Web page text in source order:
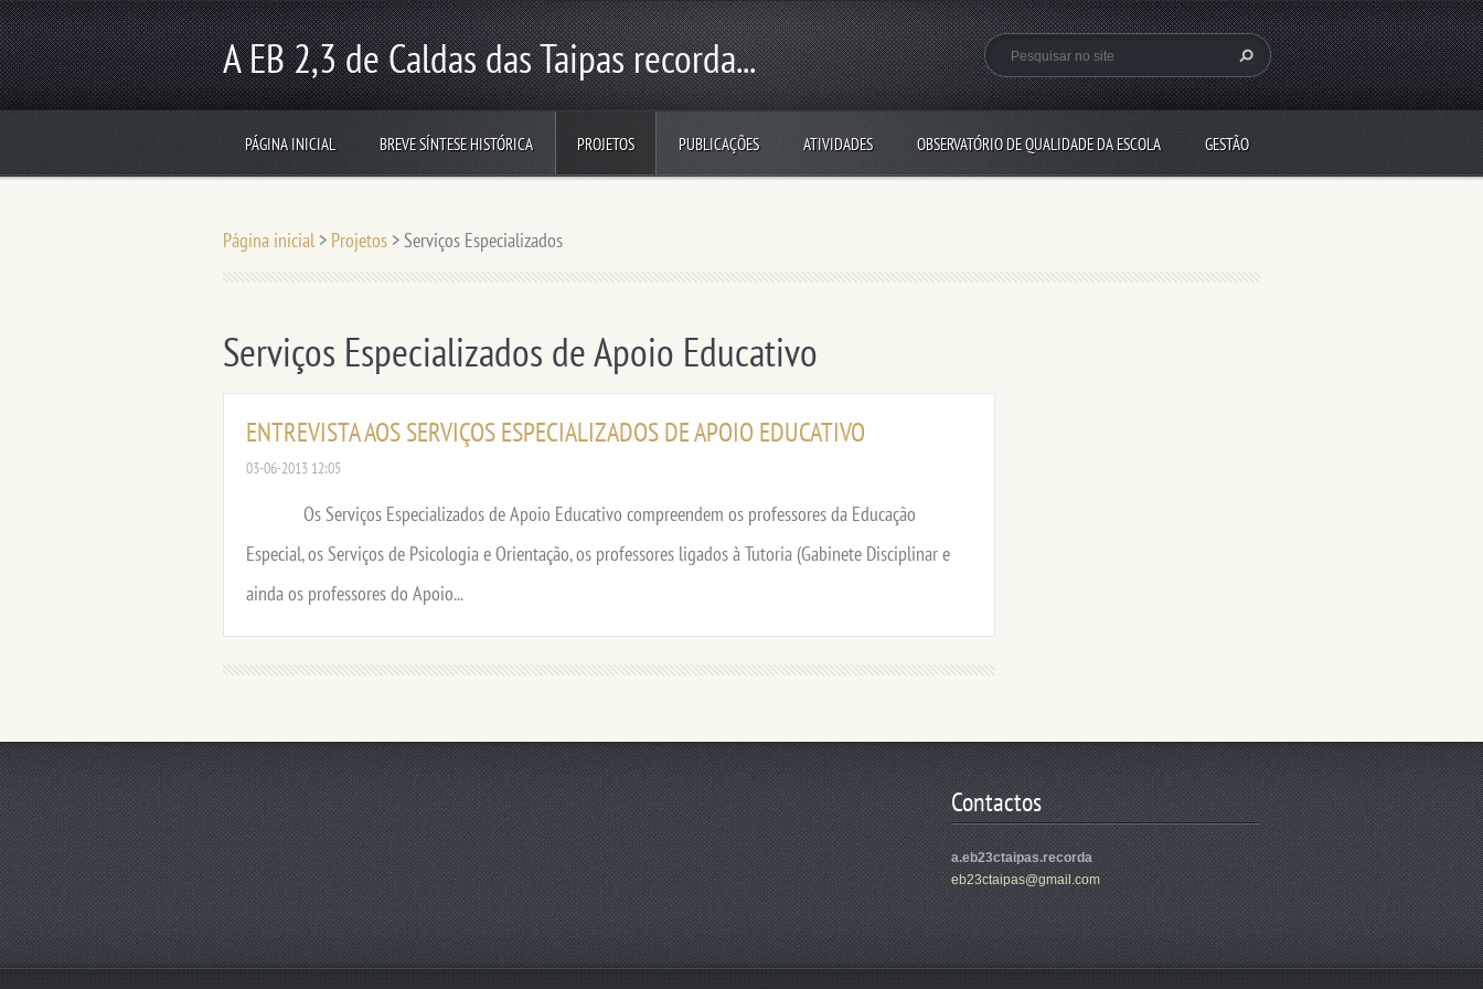
A EB 2,3 de Caldas das Taipas recorda...
PÁGINA INICIAL BREVE SÍNTESE HISTÓRICA PROJETOS PUBLICAÇÕES ATIVIDADES OBSERVATÓRIO DE QUALIDADE DA ESCOLA GESTÃO
Página inicial > Projetos > Serviços Especializados
Serviços Especializados de Apoio Educativo
ENTREVISTA AOS SERVIÇOS ESPECIALIZADOS DE APOIO EDUCATIVO
03-06-2013 12:05
Os Serviços Especializados de Apoio Educativo compreendem os professores da Educação
Especial, os Serviços de Psicologia e Orientação, os professores ligados à Tutoria (Gabinete Disciplinar e
ainda os professores do Apoio...
Contactos
a.eb23ctaipas.recorda
eb23ctaipas@gmail.com